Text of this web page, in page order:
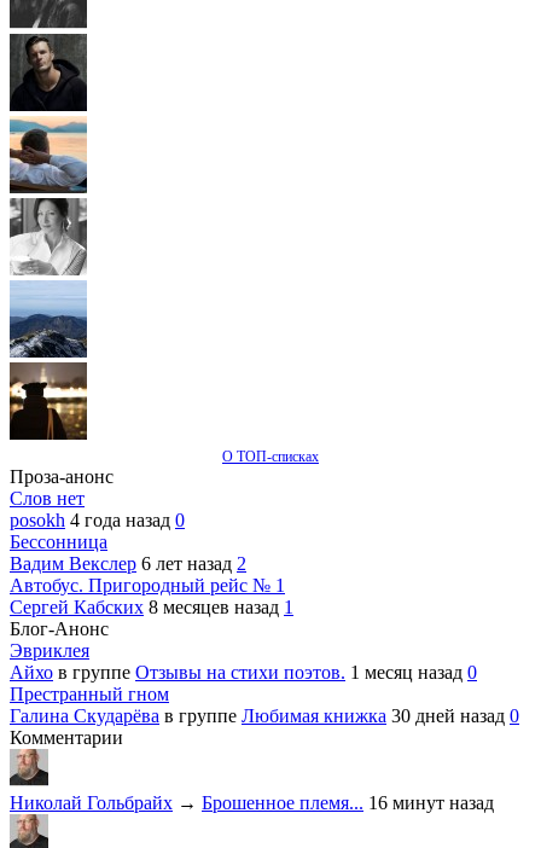
О ТОП-списках
Проза-анонс
Слов нет
posokh 4 года назад 0
Бессонница
Вадим Векслер 6 лет назад 2
Автобус. Пригородный рейс № 1
Сергей Кабских 8 месяцев назад 1
Блог-Анонс
Эвриклея
Айхо в группе Отзывы на стихи поэтов. 1 месяц назад 0
Престранный гном
Галина Скударёва в группе Любимая книжка 30 дней назад 0
Комментарии
Николай Гольбрайх → Брошенное племя... 16 минут назад